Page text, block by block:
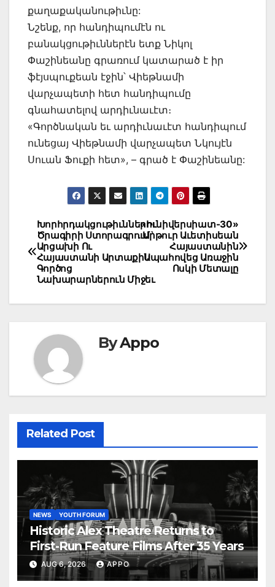
քաղաքականութիւնը:
Նշենք, որ հանդիպումէն ու
բանակցութիւններէն ետք Նիկոլ
Փաշինեանը գրառում կատարած է իր
ֆէյսպուքեան էջին՝ Վիեթնամի
վարչապետի հետ հանդիպումը
գնահատելով արդիւնաւէտ։
«Գործնական եւ արդիւնաւէտ հանդիպում
ունեցայ Վիեթնամի վարչապետ Նկույէն
Սուան Ֆուքի հետ», – գրած է Փաշինեանը:
Post
navigation
«Իւնիվերսիատ-30»
. Արթուր Աւետիսեան
Հայաստանին
Ապահովեց Առաջին
Ոսկի Մետալը
Խորհրդակցութիւններու
Ծրագիրի Ստորագրում`
Արցախի Ու
Հայաստանի Արտաքին
Գործոց
Նախարարներուն Միջեւ
ByAppo
Related Post
NEWS YOUTH FORUM
Historic Alex Theatre Returns to
First-Run Feature Films After 35 Years
AUG 6, 2026 APPO